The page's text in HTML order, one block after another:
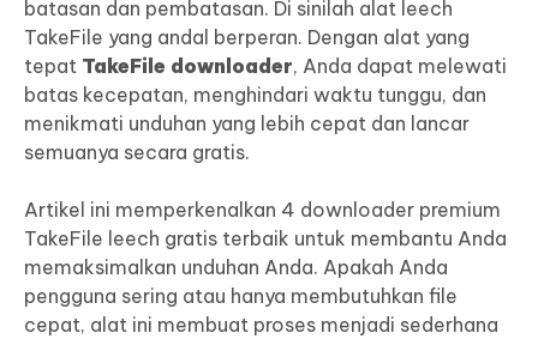
batasan dan pembatasan. Di sinilah alat leech
TakeFile yang andal berperan. Dengan alat yang
tepat TakeFile downloader, Anda dapat melewati
batas kecepatan, menghindari waktu tunggu, dan
menikmati unduhan yang lebih cepat dan lancar
semuanya secara gratis.
Artikel ini memperkenalkan 4 downloader premium
TakeFile leech gratis terbaik untuk membantu Anda
memaksimalkan unduhan Anda. Apakah Anda
pengguna sering atau hanya membutuhkan file
cepat, alat ini membuat proses menjadi sederhana